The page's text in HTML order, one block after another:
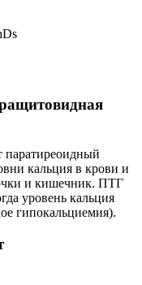
паратиреоидный
кальция в крови и
и кишечник. ПТГ
уровень кальция
гипокальциемия).